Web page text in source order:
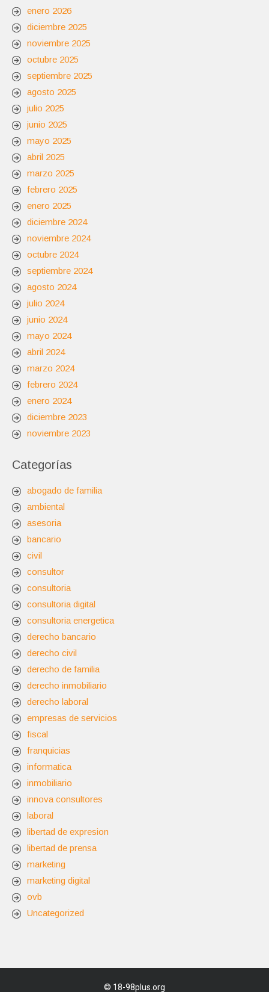
enero 2026
diciembre 2025
noviembre 2025
octubre 2025
septiembre 2025
agosto 2025
julio 2025
junio 2025
mayo 2025
abril 2025
marzo 2025
febrero 2025
enero 2025
diciembre 2024
noviembre 2024
octubre 2024
septiembre 2024
agosto 2024
julio 2024
junio 2024
mayo 2024
abril 2024
marzo 2024
febrero 2024
enero 2024
diciembre 2023
noviembre 2023
Categorías
abogado de familia
ambiental
asesoria
bancario
civil
consultor
consultoria
consultoria digital
consultoria energetica
derecho bancario
derecho civil
derecho de familia
derecho inmobiliario
derecho laboral
empresas de servicios
fiscal
franquicias
informatica
inmobiliario
innova consultores
laboral
libertad de expresion
libertad de prensa
marketing
marketing digital
ovb
Uncategorized
© 18-98plus.org